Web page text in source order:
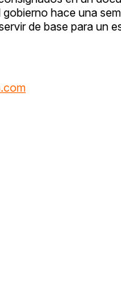
hace una
de base para un